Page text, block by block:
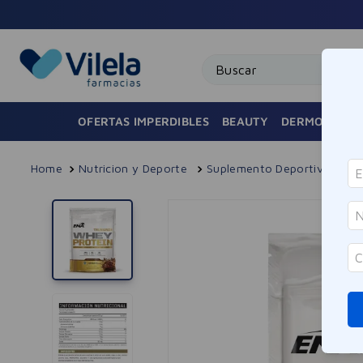
OFERTAS IMPERDIBLES BEAUTY
Nutricion y Deporte Suplemento Deportivo